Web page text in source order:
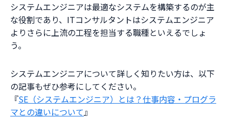
システムエンジニアは最適なシステムを構築するのが主
な役割であり、ITコンサルタントはシステムエンジニア
よりさらに上流の工程を担当する職種といえるでしょ
う。
システムエンジニアについて詳しく知りたい方は、以下
の記事もぜひ参考にしてください。
『SE（システムエンジニア）とは？仕事内容・プログラ
マとの違いについて』